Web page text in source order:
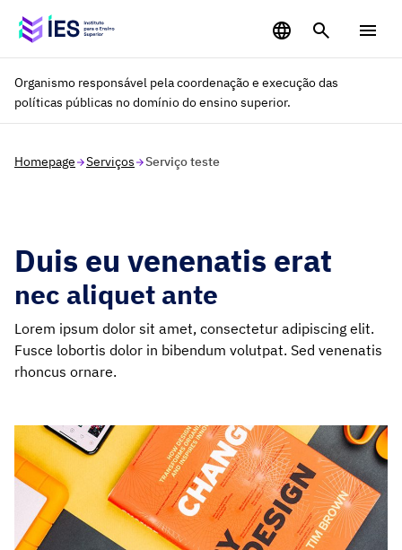
Saltar para o conteúdo principal
Organismo responsável pela coordenação e execução das
políticas públicas no domínio do ensino superior.
Homepage Serviços Serviço teste
Duis eu venenatis erat
nec aliquet ante
Lorem ipsum dolor sit amet, consectetur adipiscing elit.
Fusce lobortis dolor in bibendum volutpat. Sed venenatis
rhoncus ornare.